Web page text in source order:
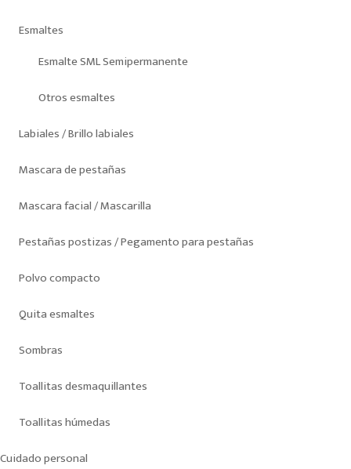
Esmaltes
Esmalte SML Semipermanente
Otros esmaltes
Labiales / Brillo labiales
Mascara de pestañas
Mascara facial / Mascarilla
Pestañas postizas / Pegamento para pestañas
Polvo compacto
Quita esmaltes
Sombras
Toallitas desmaquillantes
Toallitas húmedas
Cuidado personal